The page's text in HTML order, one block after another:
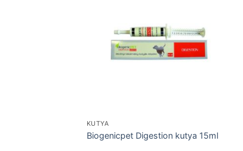
KUTYA
Biogenicpet Digestion kutya 15ml